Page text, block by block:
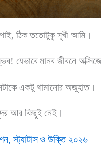
ঠিক ততোটুকু সুখী আমি।
যেভাবে মানব জীবনে
একটু থামানোর অজুহাত।
আর কিছুই নেই।
স্ট্যাটাস ও উক্তি ২০২৬